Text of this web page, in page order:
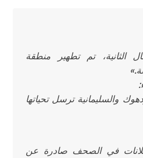
الثانية، تم تطهير منطقة
والسليمانية ترسل تحياتها
في الصحف صادرة عن